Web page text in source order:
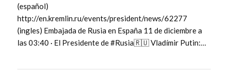
(español)
http://en.kremlin.ru/events/president/news/62277
(ingles) Embajada de Rusia en España 11 de diciembre a
las 03:40 · El Presidente de #Rusia🇷🇺 Vladímir Putin:…